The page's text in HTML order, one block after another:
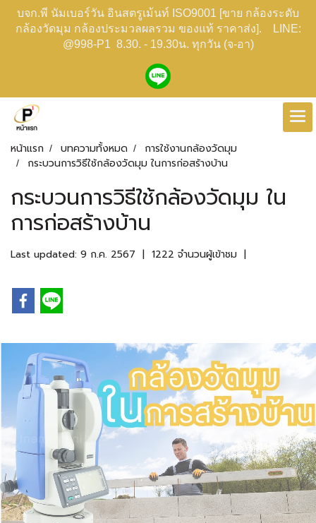
บจก.พี นัมเบอร์วัน อินสตรูเม้นท์ ISO9001 [ขาย กล้องระดับ
กล้องวัดมุม กล้องประมวลผลรวม ของแท้ ราคาส่ง]. LINE:
@998-P1 8.30. - 19.30น. ทุกวัน (จ-อา)
หน้าแรก บทความทั้งหมด
การใช้งานกล้องวัดมุม
กระบวนการวิธีใช้กล้องวัดมุม ในการก่อสร้างบ้าน
กระบวนการวิธีใช้กล้องวัดมุม ใน
การก่อสร้างบ้าน
Last updated: 9 ก.ค. 2567 | 1222 จำนวนผู้เข้าชม |